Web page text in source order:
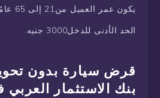
يكون عمر العميل من21 إلى 65 عامًا. .
الحد الأدنى للدخل3000 جنيه.
قرض سيارة بدون
بنك الاستثمار